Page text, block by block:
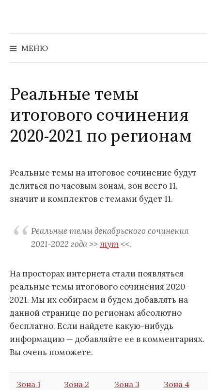
содержимому
МЕНЮ
Найти:
Реальные темы
итогового сочинения
2020-2021 по регионам
Реальные темы на итоговое сочинение будут
делиться по часовым зонам, зон всего 11,
значит и комплектов c темами будет 11.
Реальные темы декабрьского сочинения
2021-2022 года >>тут<<.
На просторах интернета стали появляться
реальные темы итогового сочинения 2020-
2021. Мы их собираем и будем добавлять на
данной странице по регионам абсолютно
бесплатно. Если найдете какую-нибудь
информацию — добавляйте ее в комментариях.
Вы очень поможете.
Зона 1
Зона 2
Зона 3
Зона 4